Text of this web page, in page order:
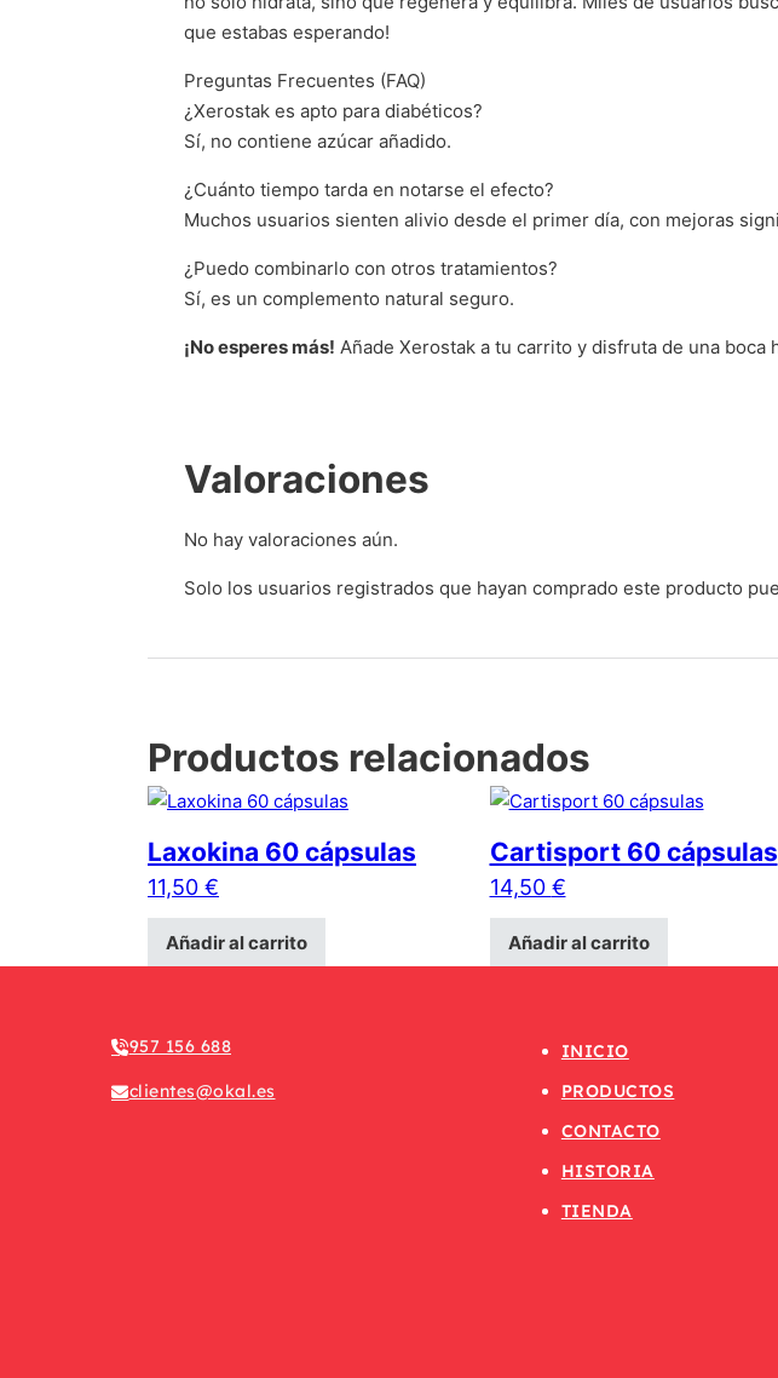
que estabas esperando!
Preguntas Frecuentes (FAQ)
¿Xerostak es apto para diabéticos?
Sí, no contiene azúcar añadido.
¿Cuánto tiempo tarda en notarse el efecto?
Muchos usuarios sienten alivio desde el primer día, con mejoras
¿Puedo combinarlo con otros tratamientos?
Sí, es un complemento natural seguro.
¡No esperes más! Añade Xerostak a tu carrito y disfruta de una
Valoraciones
No hay valoraciones aún.
Solo los usuarios registrados que hayan comprado este producto
Productos relacionados
Laxokina 60 cápsulas
11,50 €
Añadir al carrito
Cartisport 60 cápsulas
14,50 €
Añadir al carrito
957 156 688
clientes@okal.es
INICIO
PRODUCTOS
CONTACTO
HISTORIA
TIENDA